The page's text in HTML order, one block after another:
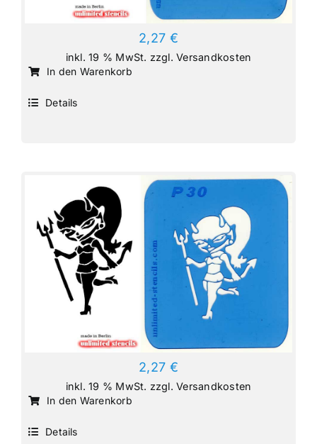
2,27 €
inkl. 19 % MwSt. zzgl.Versandkosten
In den Warenkorb
Details
2,27 €
inkl. 19 % MwSt. zzgl.Versandkosten
In den Warenkorb
Details